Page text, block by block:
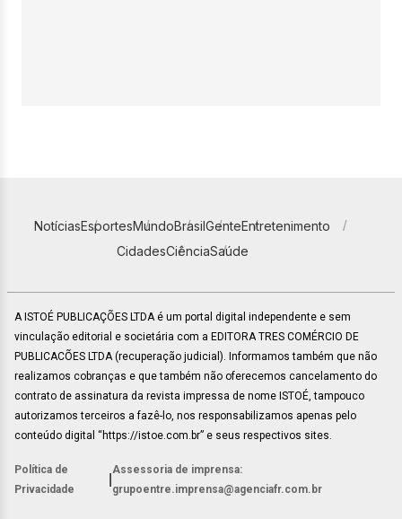
NotíciasEsportesMundoBrasilGenteEntretenimento
CidadesCiênciaSaúde
A ISTOÉ PUBLICAÇÕES LTDA é um portal digital independente e sem
vinculação editorial e societária com a EDITORA TRES COMÉRCIO DE
PUBLICACÕES LTDA (recuperação judicial). Informamos também que não
realizamos cobranças e que também não oferecemos cancelamento do
contrato de assinatura da revista impressa de nome ISTOÉ, tampouco
autorizamos terceiros a fazê-lo, nos responsabilizamos apenas pelo
conteúdo digital “https://istoe.com.br” e seus respectivos sites.
Política de
Privacidade
Assessoria de imprensa:
grupoentre.imprensa@agenciafr.com.br